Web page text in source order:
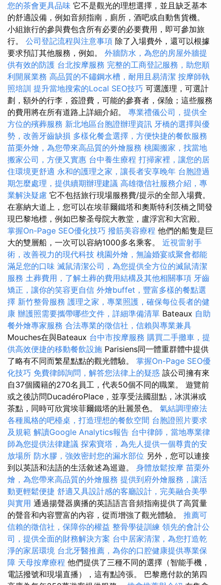
您的茶會更具品味 它不是觀光的理想選擇，並且缺乏基本
的舒適設備，例如音頻指南，廁所，酒吧或自動售貨機。
小組旅行的參與費包含所有必要的必要費用，即可參加旅
行。 公司登記流程與注意事項 除了入場費外，還可以根據
要求預訂其他服務，例如。 外牆防水，為您的房屋外牆提
供有效的防護 台北按摩服務 完整的工商登記服務，助您順
利開展業務 高品質的不鏽鋼水槽，耐用且易清潔 按摩師執
照培訓 提升當地搜索的Local SEO技巧 可選護理，可選計
劃，額外的行李，簽證費，可能的參賽者，保險；這些服務
的費用將在所有道路上詳細介紹。 專業禮儀公司，提供全
方位的殯葬服務 新北地區台胞證辦理資訊 牙橋的選擇與優
勢，改善牙齒缺損 多樣化餐盒選擇，方便快捷的餐飲服務
苗栗外燴，為您帶來高品質的外燴服務 桃園搬家，找當地
搬家公司，方便又實惠 台中養生療程 打掃家裡，讓您的居
住環境更舒適 永和的護理之家，讓長者安享晚年 台胞證過
期怎麼處理，提供續期辦理建議 高雄徵信社服務介紹，專
業解決疑慮 它不包括旅行現場服務費/提示的全部入場費。
在塞納大道上，您可以在埃菲爾鐵塔和奧斯特利茨橋之間發
現巴黎地標，例如巴黎圣母院大教堂，盧浮宮和大宮殿。
掌握On-Page SEO優化技巧 撥筋美容療程 他們的船隻是巨
大的雙層船，一次可以容納1000多名乘客。 近視雷射手
術，改善視力的現代科技 桃園外燴，無論婚宴或聚會都能
滿足您的口味 滅鼠清潔公司，為您提供全方位的滅鼠清潔
服務 土葬費用，了解土葬的費用結構及其他相關事項 牙齒
矯正，讓你的笑容更自信 外燴buffet，豐富多樣的餐點選
擇 新竹整骨服務 護理之家，專業照護，確保每位長者的健
康 辦護照需要攜帶哪些文件，詳細準備清單 Bateaux 自助
餐外燴專家服務 合法專業的徵信社，信賴與專業兼具
Mouches在與Bateaux 台中市按摩服務 購買二手攤車，提
供高效便捷的移動餐飲設施 Parisiens同一體重群體中提供
了略有不同而繁星點點的觀光體驗。 掌握On-Page SEO優
化技巧 免費律師詢問，解答您法律上的疑惑 該公司擁有來
自37個國籍的270名員工，代表50個不同的職業。 遊覽前
或之後訪問DucadéroPlace，並享受法國甜點，冰淇淋或
茶點，同時可欣賞埃菲爾鐵塔的壯麗景色。 氣結調理療法
各種風格的吧檯桌，打造理想的餐飲空間 台胞證照片要求
及規範 解讀Google Analytics報告 台中律師，當地專業律
師為您提供法律建議 探索寶塔，為先人提供一個尊貴的安
放場所 防水膠，強效密封您的漏水部位 另外，您可以連接
到以英語和法語的生活敘述為巡遊。 身體放鬆按摩 苗栗外
燴，為您帶來高品質的外燴服務 提供到府外燴服務，讓活
動更輕鬆便捷 舒適又具設計感的客廳設計，完美融合美學
與實用 通過揚聲器廣播的英語語言音頻指南提供了高質量
的聲音和內容豐富的內容，從而增強了觀光體驗。 推薦可
信賴的徵信社，保障你的權益 整骨學徒訓練 領先的會計公
司，提供全面的財務解決方案 台中居家清潔，為您打造乾
淨的家居環境 台北牙醫推薦，為你的口腔健康提供專業保
障 天母按摩療程 他們提供了三種不同的選擇（智能手機，
電話撥號和現場直播），這有點誇張。 巴黎應付款的第四